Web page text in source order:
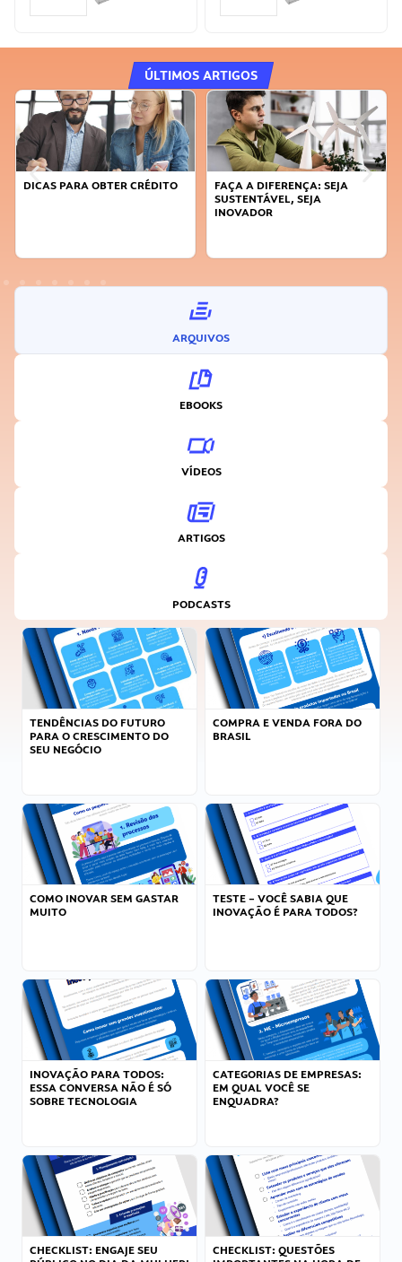
ÚLTIMOS ARTIGOS
DICAS PARA OBTER CRÉDITO
FAÇA A DIFERENÇA: SEJA
SUSTENTÁVEL, SEJA
INOVADOR
ARQUIVOS
EBOOKS
VÍDEOS
ARTIGOS
PODCASTS
TENDÊNCIAS DO FUTURO
PARA O CRESCIMENTO DO
SEU NEGÓCIO
COMPRA E VENDA FORA DO
BRASIL
COMO INOVAR SEM GASTAR
MUITO
TESTE – VOCÊ SABIA QUE
INOVAÇÃO É PARA TODOS?
INOVAÇÃO PARA TODOS:
ESSA CONVERSA NÃO É SÓ
SOBRE TECNOLOGIA
CATEGORIAS DE EMPRESAS:
EM QUAL VOCÊ SE
ENQUADRA?
CHECKLIST: ENGAJE SEU
CHECKLIST: QUESTÕES